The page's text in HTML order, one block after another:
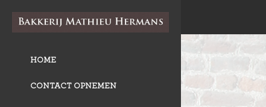
HOME
CONTACT OPNEMEN